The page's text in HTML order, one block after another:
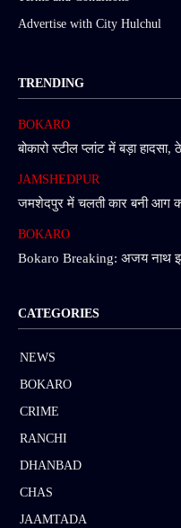
Advertise with City Hulchul
TRENDING
BOKARO
बोकारो स्टील प्लांट में बड़ा
JAMSHEDPUR
जमशेदपुर में चलती कार बनी आग का
BOKARO
Bokaro Breaking: अजय नाथ
CATEGORIES
NEWS
BOKARO
CRIME
RANCHI
DHANBAD
CHAS
JAAMTADA